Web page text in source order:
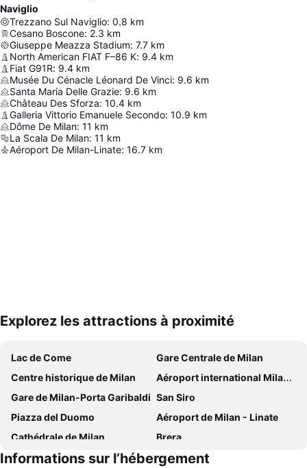
Naviglio
Trezzano Sul Naviglio: 0.8 km
Cesano Boscone: 2.3 km
Giuseppe Meazza Stadium: 7.7 km
North American FIAT F–86 K: 9.4 km
Fiat G91R: 9.4 km
Musée Du Cénacle Léonard De Vinci: 9.6 km
Santa Maria Delle Grazie: 9.6 km
Château Des Sforza: 10.4 km
Galleria Vittorio Emanuele Secondo: 10.9 km
Dôme De Milan: 11 km
La Scala De Milan: 11 km
Aéroport De Milan-Linate: 16.7 km
Explorez les attractions à proximité
Lac de Come
Gare Centrale de Milan
Centre historique de Milan
Aéroport international Milan Malpensa - Silvio Berlusconi
Gare de Milan-Porta Garibaldi San Siro
Piazza del Duomo
Aéroport de Milan - Linate
Cathédrale de Milan
Brera
Navigli
Autodromo Nazionale Monza
Informations sur l’hébergement